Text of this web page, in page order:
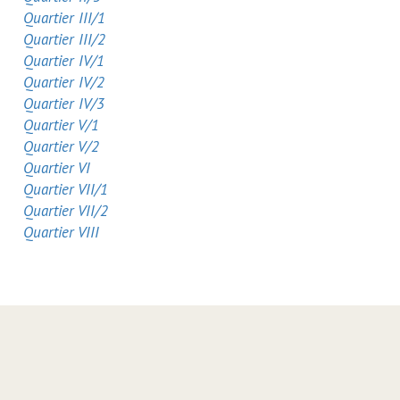
Quartier III/1
Quartier III/2
Quartier IV/1
Quartier IV/2
Quartier IV/3
Quartier V/1
Quartier V/2
Quartier VI
Quartier VII/1
Quartier VII/2
Quartier VIII